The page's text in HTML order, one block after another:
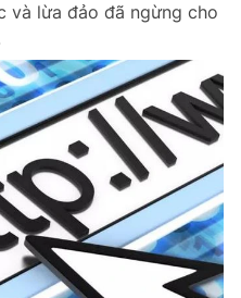
và lừa đảo đã ngừng cho